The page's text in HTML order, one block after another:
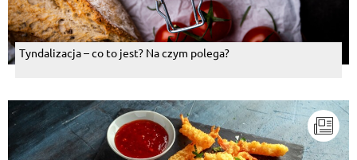
PYYYYYYCHA
Odpowiedz
Pokaż więcej komentarzy
Tyndalizacja – co to jest? Na czym polega?